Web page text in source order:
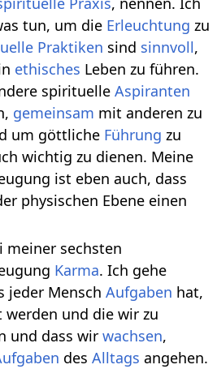
tun, um die Erleuchtung zu
Praktiken sind sinnvoll,
ethisches Leben zu führen.
spirituelle Aspiranten
gemeinsam mit anderen zu
um göttliche Führung zu
wichtig zu dienen. Meine
ist eben auch, dass
physischen Ebene einen
meiner sechsten
Karma. Ich gehe
jeder Mensch Aufgaben hat,
und die wir zu
und dass wir wachsen,
des Alltags angehen.